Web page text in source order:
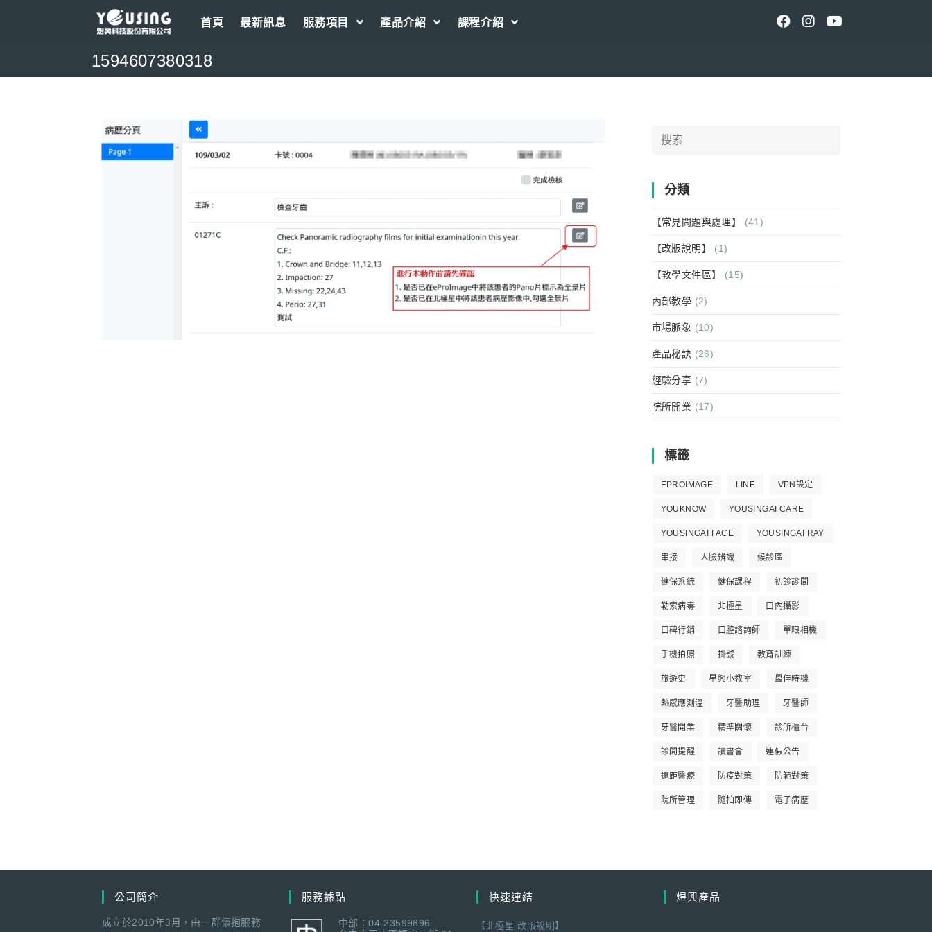
首頁 最新訊息 服務項目 產品介紹 課程介紹
1594607380318
Search
分類
【常見問題與處理】 (41)
【改版說明】 (1)
【教學文件區】 (15)
內部教學 (2)
市場脈象 (10)
產品秘訣 (26)
經驗分享 (7)
院所開業 (17)
標籤
EPROIMAGE LINE VPN設定
YOUKNOW YOUSINGAI CARE
YOUSINGAI FACE YOUSINGAI RAY
串接 人臉辨識 候診區
健保系統 健保課程 初診診間
勒索病毒 北極星 口內攝影
口碑行銷 口腔諮詢師 單眼相機
手機拍照 掛號 教育訓練
旅遊史 星興小教室 最佳時機
熱感應測溫 牙醫助理 牙醫師
牙醫開業 精準關懷 診所櫃台
診間提醒 讀書會 連假公告
遠距醫療 防疫對策 防範對策
院所管理 隨拍即傳 電子病歷
公司簡介
成立於2010年3月，由一群懷抱服務
服務據點
中部：04-23599896
快速連結
【北極星-改版說明】
煜興產品